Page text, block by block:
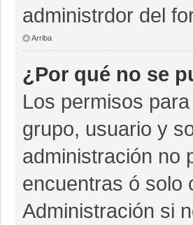
administrdor del
Arriba
¿Por qué no se
Los permisos
grupo, usuario y
administración no
encuentras ó solo
Administración si